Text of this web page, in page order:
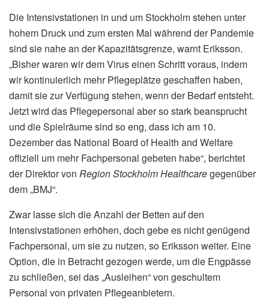
Die Intensivstationen in und um Stockholm stehen unter
hohem Druck und zum ersten Mal während der Pandemie
sind sie nahe an der Kapazitätsgrenze, warnt Eriksson.
„Bisher waren wir dem Virus einen Schritt voraus, indem
wir kontinuierlich mehr Pflegeplätze geschaffen haben,
damit sie zur Verfügung stehen, wenn der Bedarf entsteht.
Jetzt wird das Pflegepersonal aber so stark beansprucht
und die Spielräume sind so eng, dass ich am 10.
Dezember das National Board of Health and Welfare
offiziell um mehr Fachpersonal gebeten habe“, berichtet
der Direktor von Region Stockholm Healthcaregegenüber
dem „BMJ“.
Zwar lasse sich die Anzahl der Betten auf den
Intensivstationen erhöhen, doch gebe es nicht genügend
Fachpersonal, um sie zu nutzen, so Eriksson weiter. Eine
Option, die in Betracht gezogen werde, um die Engpässe
zu schließen, sei das „Ausleihen“ von geschultem
Personal von privaten Pflegeanbietern.